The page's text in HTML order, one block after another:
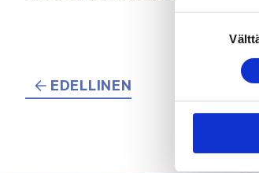
EDELLINEN